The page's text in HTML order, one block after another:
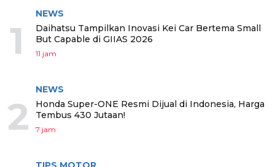
1
NEWS
Daihatsu Tampilkan Inovasi Kei Car Bertema Small
But Capable di GIIAS 2026
11 jam
2
NEWS
Honda Super-ONE Resmi Dijual di Indonesia, Harga
Tembus 430 Jutaan!
7 jam